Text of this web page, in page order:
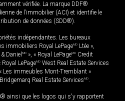
vérifiée. La marque DDF®
de l’immobilier (ACI) et identifie le
de données (SDD®).
indépendantes. Les bureaux
immobiliers Royal LePageMD Ltée »,
Daniel MD », « Royal LePageMD Credit
Royal LePageMD West Real Estate Services
Les immeubles Mont-Tremblant »
Real Estate ServicesMD.
ainsi que les logos qui s'y rapportent